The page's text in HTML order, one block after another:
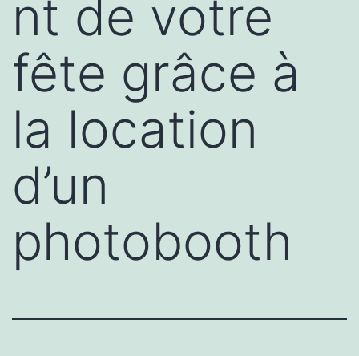
nt de votre
fête grâce à
la location
d’un
photobooth